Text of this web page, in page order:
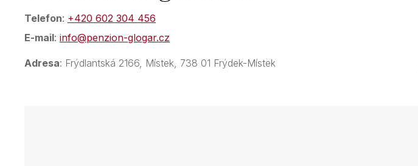
Telefon: +420 602 304 456
E-mail: info@penzion-glogar.cz
Adresa: Frýdlantská 2166, Místek, 738 01 Frýdek-Místek